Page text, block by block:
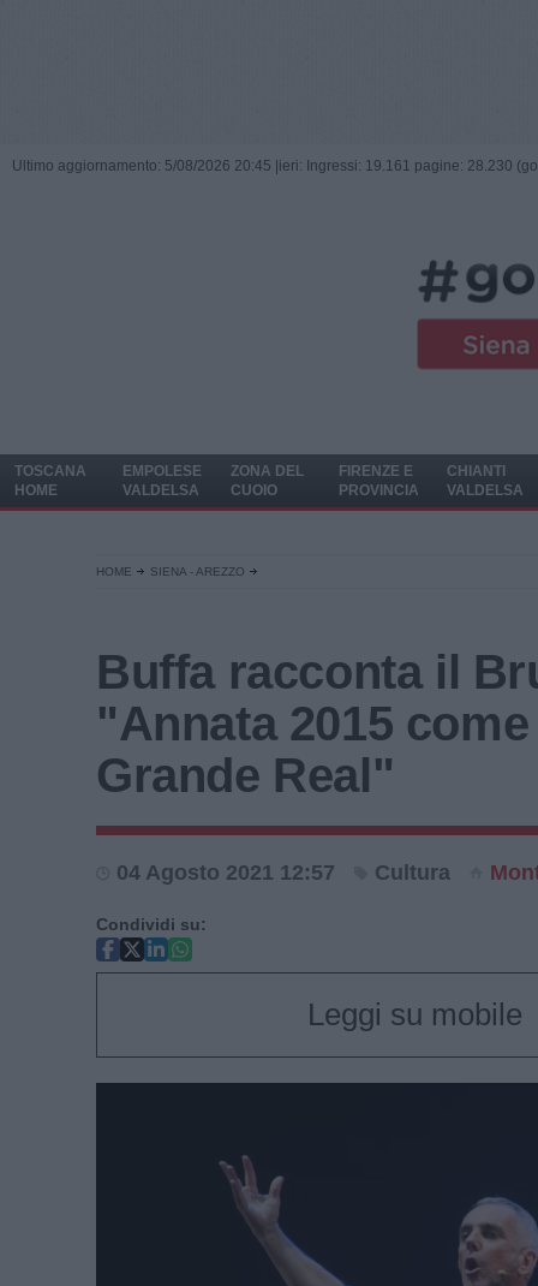
Ultimo aggiornamento: 5/08/2026 20:45 | ieri: Ingressi: 19.161 pagine: 28.230
TOSCANA
HOME
EMPOLESE
VALDELSA
ZONA DEL
CUOIO
FIRENZE E
PROVINCIA
CHIANTI
VALDELSA
HOME SIENA - AREZZO
Buffa racconta il
"Annata 2015
Grande Real"
04 Agosto 2021 12:57 Cultura
Condividi su:
Leggi su mobile